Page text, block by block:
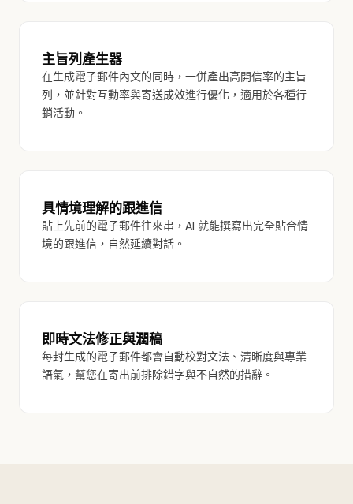
主旨列產生器
在生成電子郵件內文的同時，一併產出高開信率的主旨
列，並針對互動率與寄送成效進行優化，適用於各種行
銷活動。
具情境理解的跟進信
貼上先前的電子郵件往來串，AI 就能撰寫出完全貼合情
境的跟進信，自然延續對話。
即時文法修正與潤稿
每封生成的電子郵件都會自動校對文法、清晰度與專業
語氣，幫您在寄出前排除錯字與不自然的措辭。